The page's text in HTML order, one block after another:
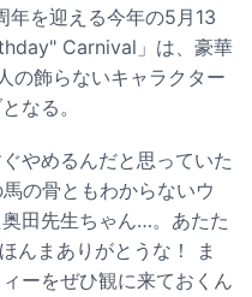
年を迎える今年の5月13
Carnival」は、豪華
の飾らないキャラクター
なる。
やめるんだと思っていた
の骨ともわからないウ
田先生ちゃん…。あたた
んまありがとうな！ ま
ーをぜひ観に来ておくん